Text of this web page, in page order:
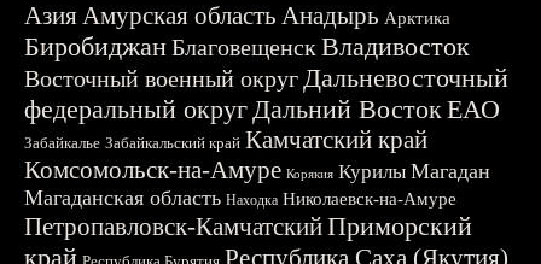
АзияАмурская область Анадырь Арктика
БиробиджанБлаговещенскВладивосток
Восточный военный округДальневосточный
федеральный округДальний ВостокЕАО
Забайкалье Забайкальский край Камчатский край
Комсомольск-на-Амуре Корякия Курилы Магадан
Магаданская область Находка Николаевск-на-Амуре
Петропавловск-КамчатскийПриморский
край
Республика Саха (Якутия)